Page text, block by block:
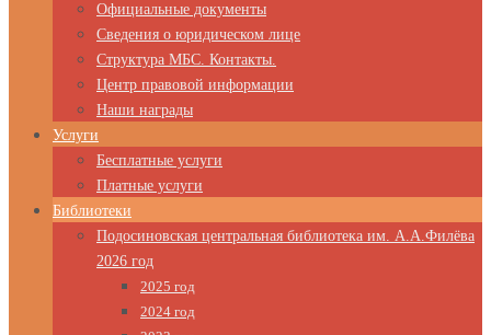
Официальные документы
Сведения о юридическом лице
Структура МБС. Контакты.
Центр правовой информации
Наши награды
Услуги
Бесплатные услуги
Платные услуги
Библиотеки
Подосиновская центральная библиотека им. А.А.Филёва
2026 год
2025 год
2024 год